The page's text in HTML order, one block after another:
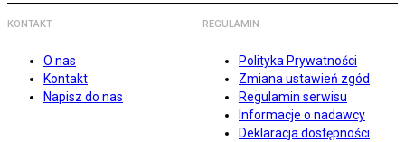
KONTAKT
O nas
Kontakt
Napisz do nas
REGULAMIN
Polityka Prywatności
Zmiana ustawień zgód
Regulamin serwisu
Informacje o nadawcy
Deklaracja dostępności